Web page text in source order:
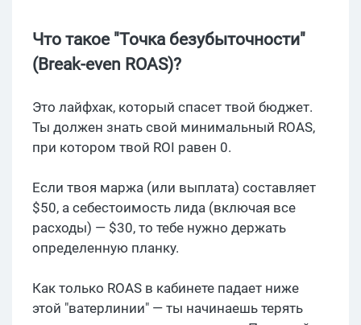
Что такое "Точка безубыточности"
(Break-even ROAS)?
Это лайфхак, который спасет твой бюджет.
Ты должен знать свой минимальный ROAS,
при котором твой ROI равен 0.
Если твоя маржа (или выплата) составляет
$50, а себестоимость лида (включая все
расходы) — $30, то тебе нужно держать
определенную планку.
Как только ROAS в кабинете падает ниже
этой "ватерлинии" — ты начинаешь терять